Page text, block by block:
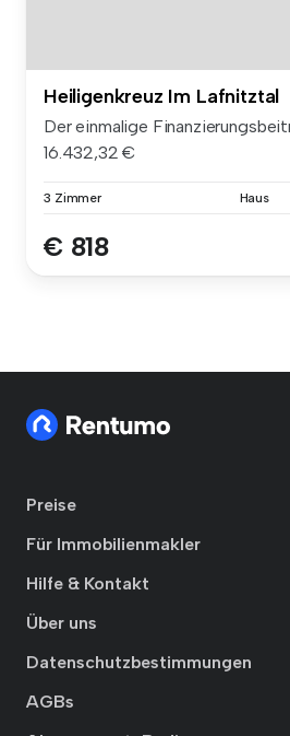
Heiligenkreuz Im Lafnitztal
Der einmalige
16.432,32 €
3 Zimmer Haus
€ 818
Preise
Für Immobilienmakler
Hilfe & Kontakt
Über uns
Datenschutzbestimmungen
AGBs